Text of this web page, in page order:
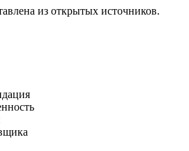
из открытых источников.